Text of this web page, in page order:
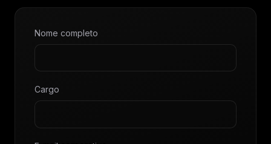
Nome completo
Cargo